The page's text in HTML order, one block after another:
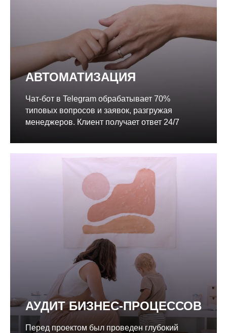
АВТОМАТИЗАЦИЯ
Чат-бот в Telegram обрабатывает 70%
типовых вопросов и заявок, разгружая
менеджеров. Клиент получает ответ 24/7
АУДИТ БИЗНЕС-ПРОЦЕССОВ
Перед проектом был проведен глубокий